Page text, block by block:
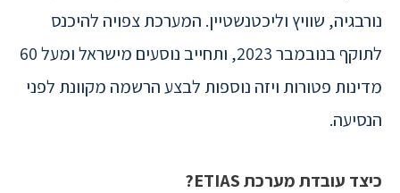
נורבגיה, שוויץ וליכטנשטיין. המערכת צפויה להיכנס
לתוקף בנובמבר 2023, ותחייב נוסעים מישראל ומעל 60
מדינות פטורות ויזה נוספות לבצע הרשמה מקוונת לפני
הנסיעה.
כיצד עובדת מערכת ETIAS?